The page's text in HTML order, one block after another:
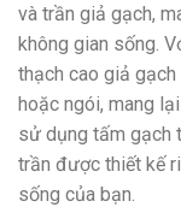
và trần giả gạch,
không gian sống.
thạch cao giả
hoặc ngói, mang
sử dụng tấm gạch
trần được thiết kế
sống của bạn.